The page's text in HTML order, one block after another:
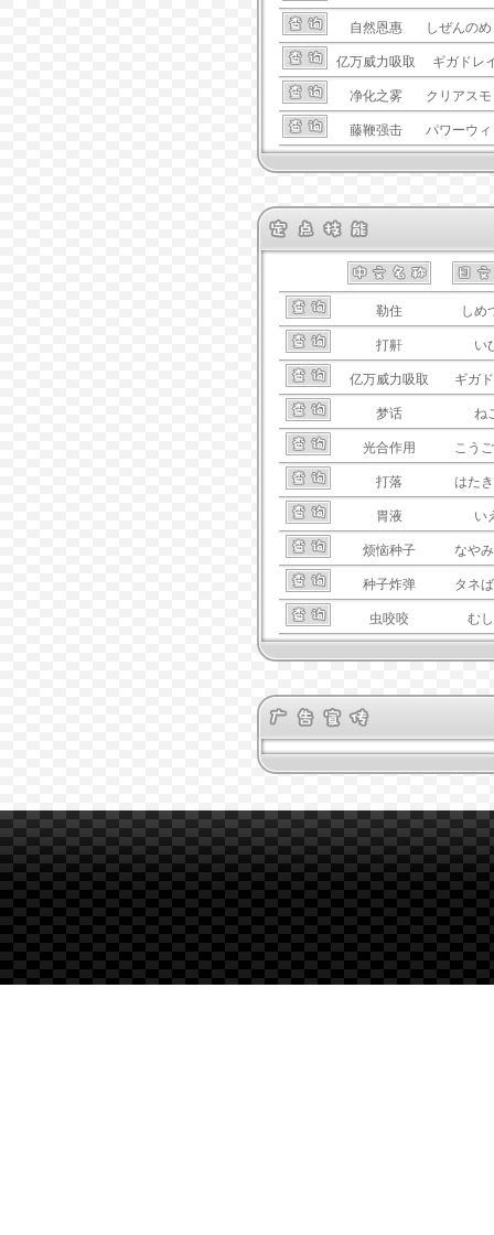
自然恩惠 しぜんの
亿万威力吸取 ギガドレ
净化之雾 クリアス
藤鞭强击 パワーウ
勒住 しめ
打鼾 い
亿万威力吸取 ギガ
梦话 ね
光合作用 こう
打落 はた
胃液 い
烦恼种子 なや
种子炸弹 タネ
虫咬咬 む